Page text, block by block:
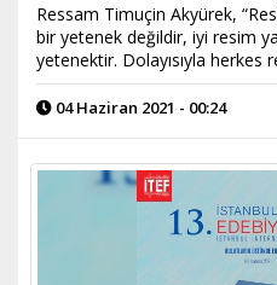
Ressam Timuçin Akyürek,
bir yetenek değildir, iyi resim
yetenektir. Dolayısıyla herkes
04 Haziran 2021 - 00:24